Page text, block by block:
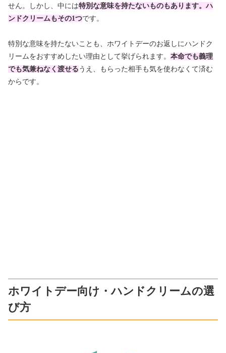
せん。しかし、中には特別な意味を持たないものもあります。ハ
ンドクリームもその1つです。
特別な意味を持たないことも、ホワイトデーのお返しにハンドク
リームをおすすめしたい理由として挙げられます。 本命でも義理
でも気兼ねなく渡せる うえ、もらった相手も気を使わなくて済む
からです。
ホワイトデー向け・ハンドクリームの選
び方